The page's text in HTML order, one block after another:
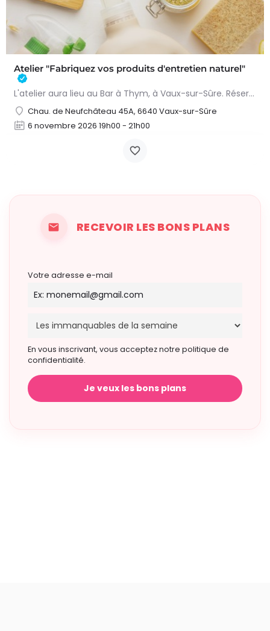
Atelier "Fabriquez vos produits d'entretien naturel"
L'atelier aura lieu au Bar à Thym, à Vaux-sur-Sûre. Réservation :
Chau. de Neufchâteau 45A, 6640 Vaux-sur-Sûre
6 novembre 2026 19h00 - 21h00
RECEVOIR LES BONS PLANS
Votre adresse e-mail
En vous inscrivant, vous acceptez notre politique de
confidentialité.